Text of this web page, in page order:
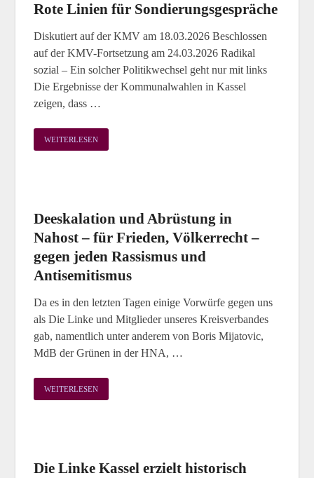
Rote Linien für Sondierungsgespräche
Diskutiert auf der KMV am 18.03.2026 Beschlossen
auf der KMV-Fortsetzung am 24.03.2026 Radikal
sozial – Ein solcher Politikwechsel geht nur mit links
Die Ergebnisse der Kommunalwahlen in Kassel
zeigen, dass …
WEITERLESEN
Deeskalation und Abrüstung in
Nahost – für Frieden, Völkerrecht –
gegen jeden Rassismus und
Antisemitismus
Da es in den letzten Tagen einige Vorwürfe gegen uns
als Die Linke und Mitglieder unseres Kreisverbandes
gab, namentlich unter anderem von Boris Mijatovic,
MdB der Grünen in der HNA, …
WEITERLESEN
Die Linke Kassel erzielt historisch